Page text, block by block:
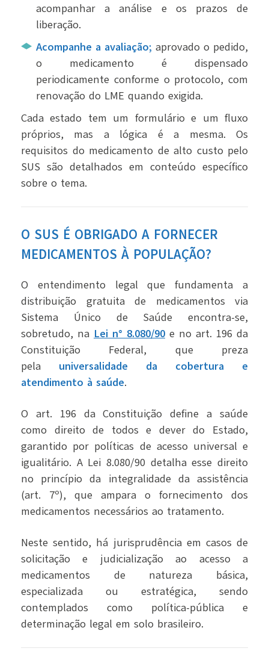
acompanhar a análise e os prazos de
liberação.
Acompanhe a avaliação; aprovado o pedido,
o medicamento é dispensado
periodicamente conforme o protocolo, com
renovação do LME quando exigida.
Cada estado tem um formulário e um fluxo
próprios, mas a lógica é a mesma. Os
requisitos do medicamento de alto custo pelo
SUS são detalhados em conteúdo específico
sobre o tema.
O SUS É OBRIGADO A FORNECER
MEDICAMENTOS À POPULAÇÃO?
O entendimento legal que fundamenta a
distribuição gratuita de medicamentos via
Sistema Único de Saúde encontra-se,
sobretudo, na Lei n° 8.080/90 e no art. 196 da
Constituição Federal, que preza
pela universalidade da cobertura e
atendimento à saúde.
O art. 196 da Constituição define a saúde
como direito de todos e dever do Estado,
garantido por políticas de acesso universal e
igualitário. A Lei 8.080/90 detalha esse direito
no princípio da integralidade da assistência
(art. 7º), que ampara o fornecimento dos
medicamentos necessários ao tratamento.
Neste sentido, há jurisprudência em casos de
solicitação e judicialização ao acesso a
medicamentos de natureza básica,
especializada ou estratégica, sendo
contemplados como política-pública e
determinação legal em solo brasileiro.